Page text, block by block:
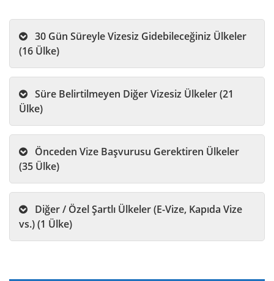
(16 Ülke)
Ülke)
(35 Ülke)
vs.) (1 Ülke)